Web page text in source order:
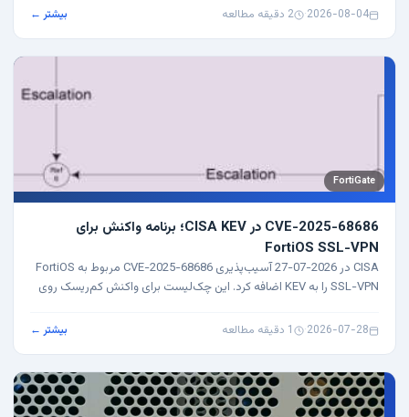
2026-08-04
· 2 دقیقه مطالعه بیشتر ←
FortiGate
CVE-2025-68686 در CISA KEV؛ برنامه واکنش برای
FortiOS SSL-VPN
CISA در 2026-07-27 آسیب‌پذیری CVE-2025-68686 مربوط به FortiOS
SSL-VPN را به KEV اضافه کرد. این چک‌لیست برای واکنش کم‌ریسک روی
2026-07-28
· 1 دقیقه مطالعه بیشتر ←